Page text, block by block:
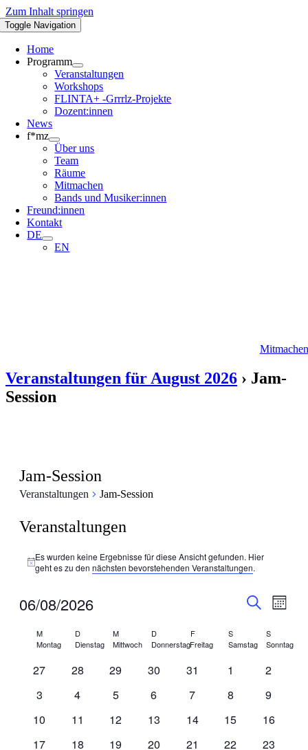
Zum Inhalt springen
Toggle Navigation
Home
Programm
Veranstaltungen
Workshops
FLINTA+ -Grrrlz-Projekte
Dozent:innen
News
f*mz
Über uns
Team
Räume
Mitmachen
Bands und Musiker:innen
Freund:innen
Kontakt
DE
EN
Mitmachen
Veranstaltungen für August 2026 › Jam-
Session
Jam-Session
Veranstaltungen Jam-Session
Veranstaltungen
Hinweis
Es wurden keine Ergebnisse für diese Ansicht gefunden. Hier
geht es zu dennächsten bevorstehenden Veranstaltungen.
und
Monat
06/08/2026
wählen.
Kalender
von
Veranstaltungen
M
Montag
D
Dienstag
M
Mittwoch
D
Donnerstag
F
Freitag
S
Samstag
S
Sonntag
0
27
0
28
0
29
0
30
0
31
0
1
0
2
0
3
0
4
0
5
0
6
0
7
0
8
0
9
0
10
0
11
0
12
0
13
0
14
0
15
0
16
0
17
0
18
0
19
0
20
0
21
0
22
0
23